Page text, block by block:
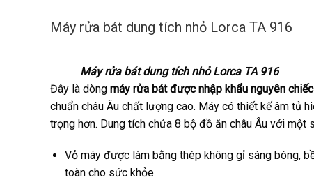
Máy rửa bát dung tích nhỏ Lorca TA 916
Máy rửa bát dung tích nhỏ Lorca TA 916
Đây là dòng máy rửa bát được nhập khẩu nguyên chiếc
chuẩn châu Âu chất lượng cao. Máy có thiết kế âm tủ
trọng hơn. Dung tích chứa 8 bộ đồ ăn châu Âu với một
Vỏ máy được làm bằng thép không gỉ sáng bóng,
toàn cho sức khỏe.